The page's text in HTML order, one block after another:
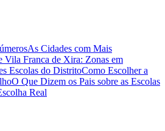
As Cidades com Mais
Vila Franca de Xira: Zonas em
Escolas do DistritoComo Escolher a
O Que Dizem os Pais sobre as Escolas
Real